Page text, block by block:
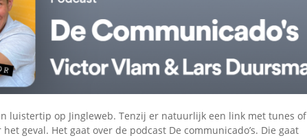
Stoomfluit Klaas
Vaak
Uitvinding
jinglecassette
luistertip op Jingleweb. Tenzij er natuurlijk een link met tunes of
geval. Het gaat over de podcast De communicado’s. Die gaat